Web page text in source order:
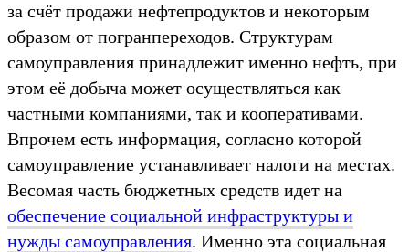
за счёт продажи нефтепродуктов и некоторым
образом от погранпереходов. Структурам
самоуправления принадлежит именно нефть, при
этом её добыча может осуществляться как
частными компаниями, так и кооперативами.
Впрочем есть информация, согласно которой
самоуправление устанавливает налоги на местах.
Весомая часть бюджетных средств идет на
обеспечение социальной инфраструктуры и
нужды самоуправления. Именно эта социальная